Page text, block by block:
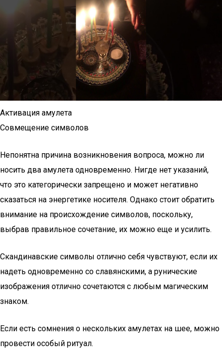
Активация амулета
Совмещение символов
Непонятна причина возникновения вопроса, можно ли
носить два амулета одновременно. Нигде нет указаний,
что это категорически запрещено и может негативно
сказаться на энергетике носителя. Однако стоит обратить
внимание на происхождение символов, поскольку,
выбрав правильное сочетание, их можно еще и усилить.
Скандинавские символы отлично себя чувствуют, если их
надеть одновременно со славянскими, а рунические
изображения отлично сочетаются с любым магическим
знаком.
Если есть сомнения о нескольких амулетах на шее, можно
провести особый ритуал.